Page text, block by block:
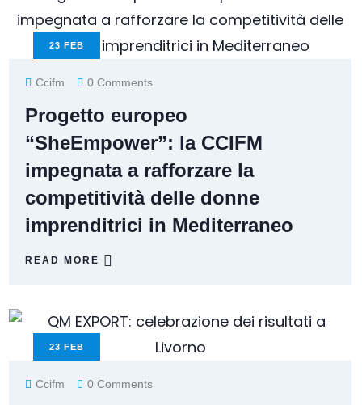
23 FEB
Ccifm 0 Comments
Progetto europeo
“SheEmpower”: la CCIFM
impegnata a rafforzare la
competitività delle donne
imprenditrici in Mediterraneo
READ MORE
23 FEB
Ccifm 0 Comments